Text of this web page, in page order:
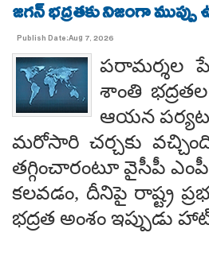
జగన్ భద్రతకు నిజంగా
Publish Date:Aug 7, 2026
పరామర్శల
శాంతి
ఆయన
మరోసారి చర్చకు
తగ్గించారంటూ వైసీపీ
కలవడం, దీనిపై రాష్ట్ర
భద్రత అంశం ఇప్పుడు